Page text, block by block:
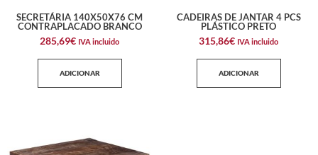
SECRETÁRIA 140X50X76 CM
CONTRAPLACADO BRANCO
285,69€ IVA incluido
ADICIONAR
CADEIRAS DE JANTAR 4 PCS
PLÁSTICO PRETO
315,86€ IVA incluido
ADICIONAR